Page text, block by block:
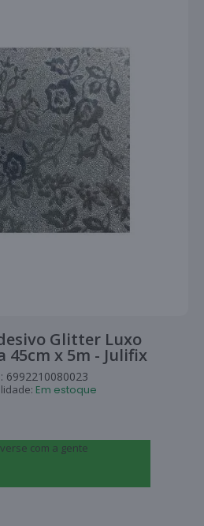
Glitter Luxo
45cm x 5m - Julifix
6992210080023
Em estoque
com a gente